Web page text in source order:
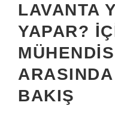
LAVANTA
YAPAR?
BAKIŞ